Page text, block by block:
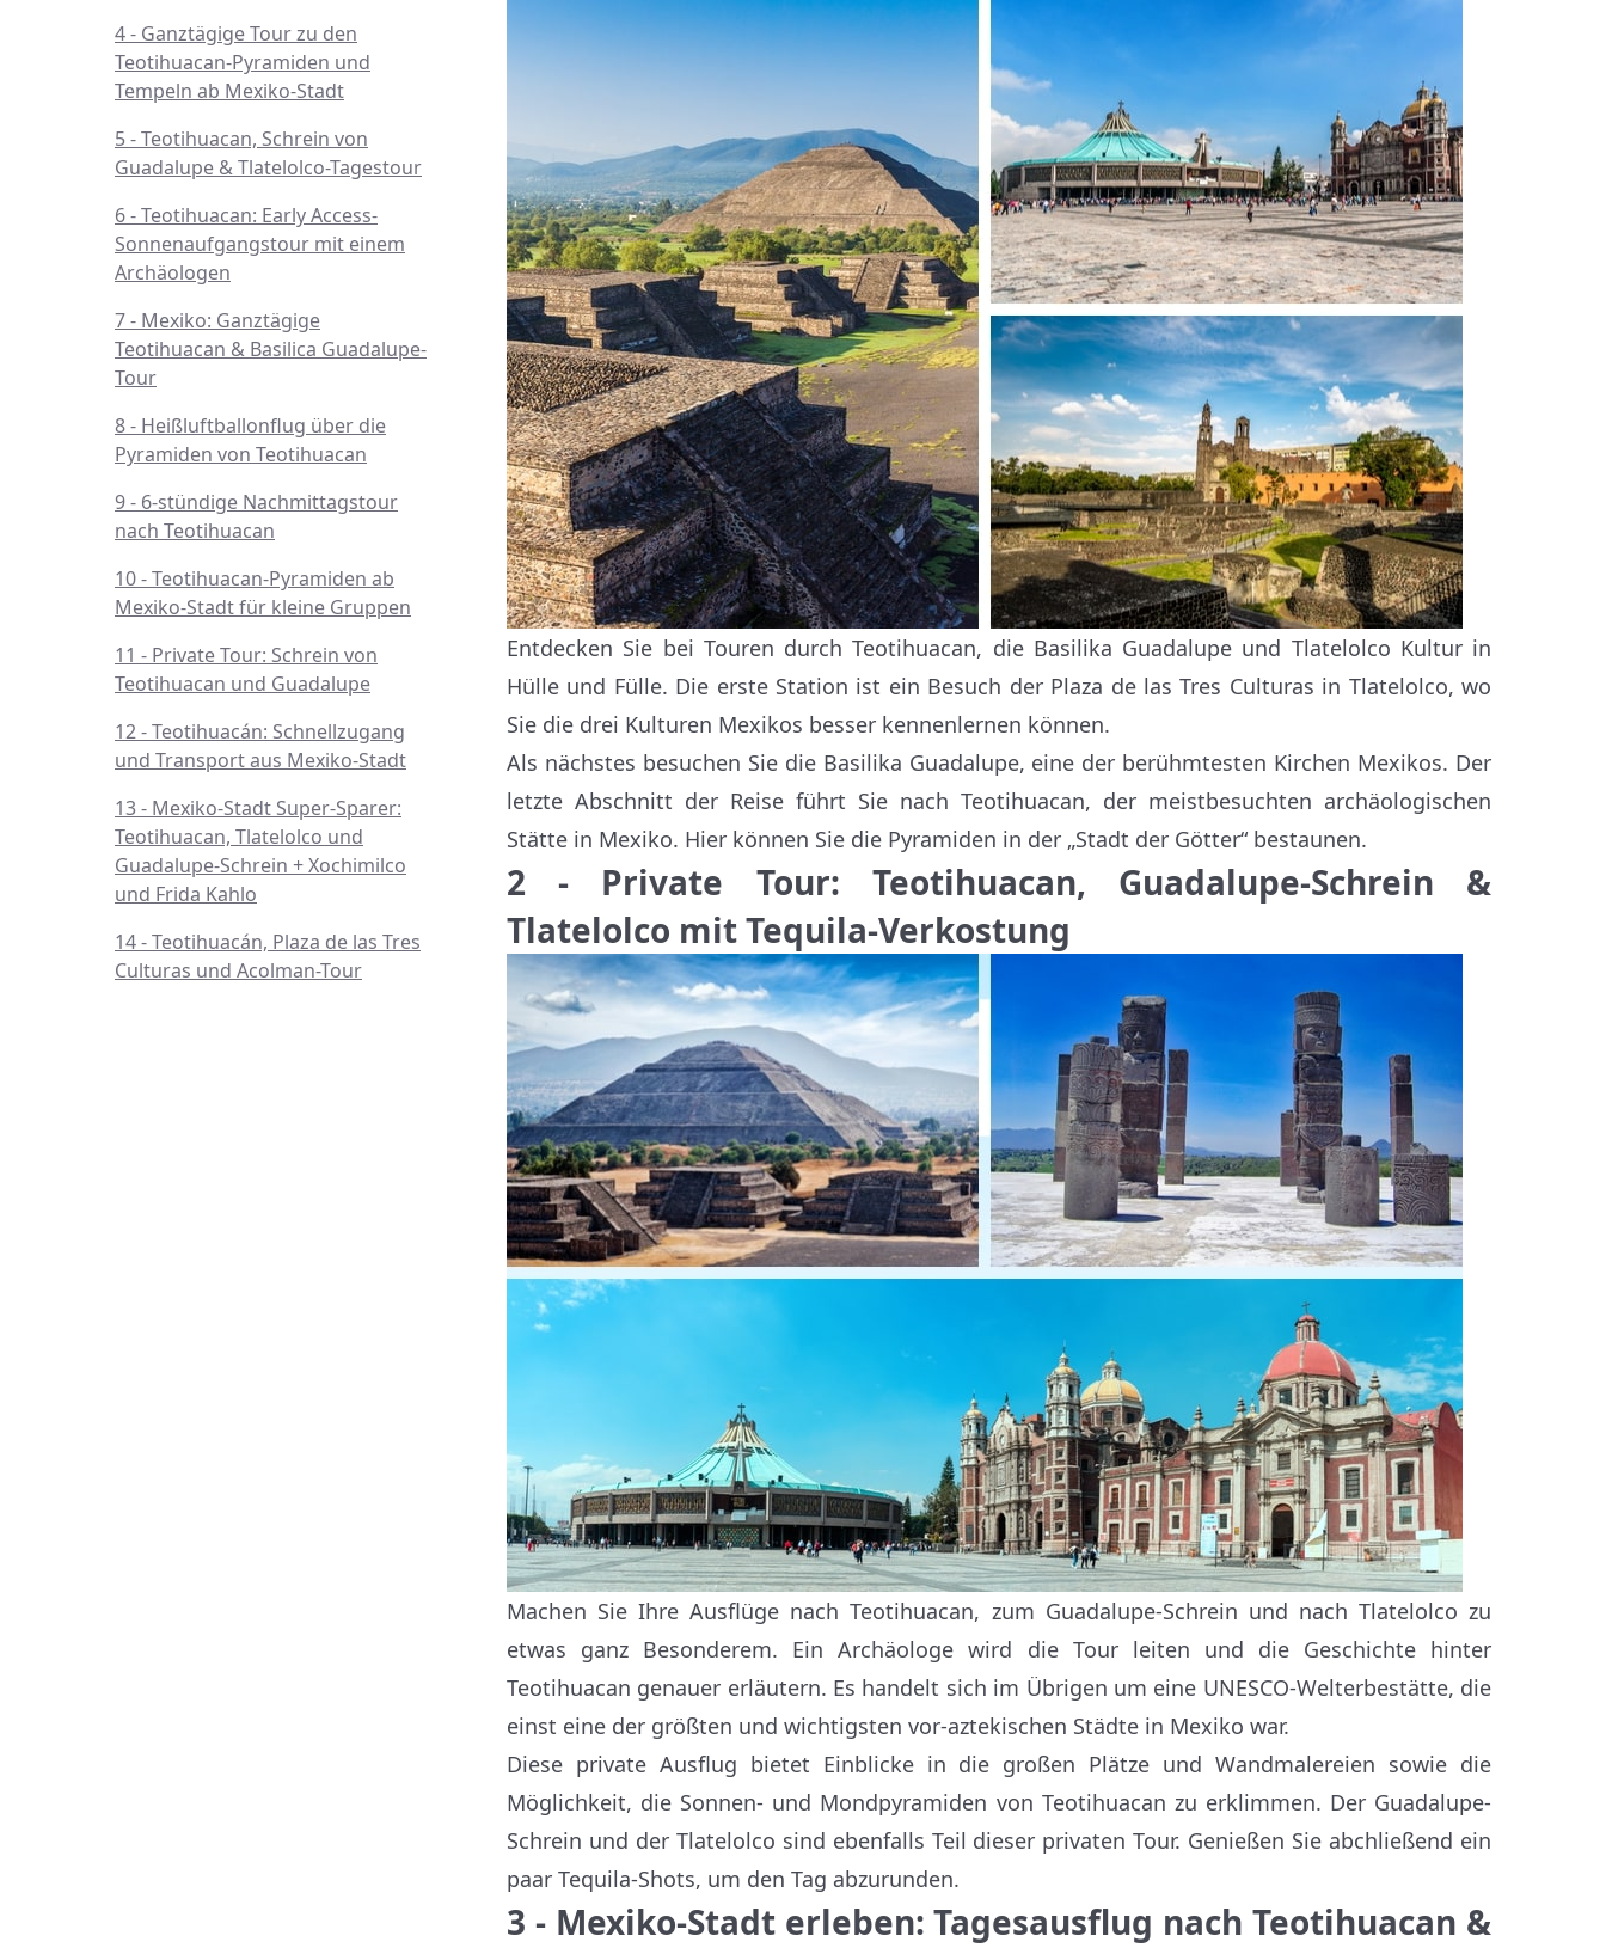
4 - Ganztägige Tour zu den
Teotihuacan-Pyramiden und
Tempeln ab Mexiko-Stadt
5 - Teotihuacan, Schrein von
Guadalupe & Tlatelolco-Tagestour
6 - Teotihuacan: Early Access-
Sonnenaufgangstour mit einem
Archäologen
7 - Mexiko: Ganztägige
Teotihuacan & Basilica Guadalupe-
Tour
8 - Heißluftballonflug über die
Pyramiden von Teotihuacan
9 - 6-stündige Nachmittagstour
nach Teotihuacan
10 - Teotihuacan-Pyramiden ab
Mexiko-Stadt für kleine Gruppen
11 - Private Tour: Schrein von
Teotihuacan und Guadalupe
12 - Teotihuacán: Schnellzugang
und Transport aus Mexiko-Stadt
13 - Mexiko-Stadt Super-Sparer:
Teotihuacan, Tlatelolco und
Guadalupe-Schrein + Xochimilco
und Frida Kahlo
14 - Teotihuacán, Plaza de las Tres
Culturas und Acolman-Tour
Entdecken Sie bei Touren durch Teotihuacan, die Basilika Guadalupe und Tlatelolco Kultur in
Hülle und Fülle. Die erste Station ist ein Besuch der Plaza de las Tres Culturas in Tlatelolco, wo
Sie die drei Kulturen Mexikos besser kennenlernen können.
Als nächstes besuchen Sie die Basilika Guadalupe, eine der berühmtesten Kirchen Mexikos. Der
letzte Abschnitt der Reise führt Sie nach Teotihuacan, der meistbesuchten archäologischen
Stätte in Mexiko. Hier können Sie die Pyramiden in der „Stadt der Götter“ bestaunen.
2 - Private Tour: Teotihuacan, Guadalupe-Schrein &
Tlatelolco mit Tequila-Verkostung
Machen Sie Ihre Ausflüge nach Teotihuacan, zum Guadalupe-Schrein und nach Tlatelolco zu
etwas ganz Besonderem. Ein Archäologe wird die Tour leiten und die Geschichte hinter
Teotihuacan genauer erläutern. Es handelt sich im Übrigen um eine UNESCO-Welterbestätte, die
einst eine der größten und wichtigsten vor-aztekischen Städte in Mexiko war.
Diese private Ausflug bietet Einblicke in die großen Plätze und Wandmalereien sowie die
Möglichkeit, die Sonnen- und Mondpyramiden von Teotihuacan zu erklimmen. Der Guadalupe-
Schrein und der Tlatelolco sind ebenfalls Teil dieser privaten Tour. Genießen Sie abchließend ein
paar Tequila-Shots, um den Tag abzurunden.
3 - Mexiko-Stadt erleben: Tagesausflug nach Teotihuacan &